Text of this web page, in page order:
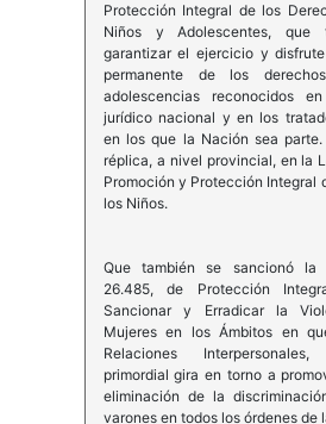
Protección Integral de los
Niños y Adolescentes, que
garantizar el ejercicio y
permanente de los
adolescencias reconocidos
jurídico nacional y en los
en los que la Nación sea
réplica, a nivel provincial, en la
Promoción y Protección Integral
los Niños.
Que también se sancionó la
26.485, de Protección
Sancionar y Erradicar la
Mujeres en los Ámbitos en
Relaciones
primordial gira en torno a
eliminación de la
varones en todos los órdenes de